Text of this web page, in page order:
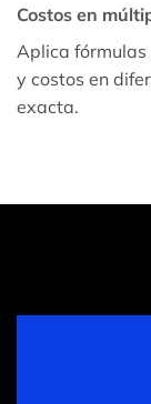
Costos en
Aplica
y costos en
exacta.